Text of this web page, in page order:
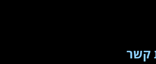
קשר